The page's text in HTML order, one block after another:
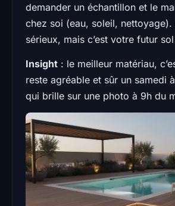
demander un échantillon et le
chez soi (eau, soleil,
sérieux, mais c’est votre futur
Insight : le meilleur matériau,
reste agréable et sûr un samedi
qui brille sur une photo à 9h du